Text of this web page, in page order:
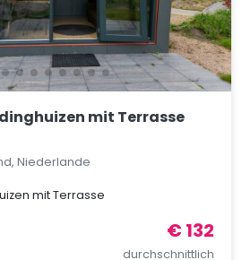
mit Terrasse
Niederlande
mit Terrasse
€ 132
durchschnittlich